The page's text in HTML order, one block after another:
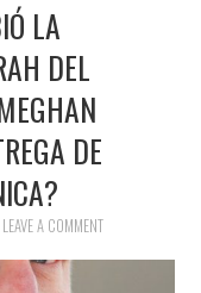
LA
DEL
DE
LEAVE A COMMENT